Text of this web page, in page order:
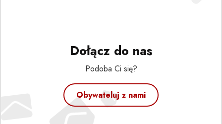
Dołącz do nas
Podoba Ci się?
Obywateluj z nami